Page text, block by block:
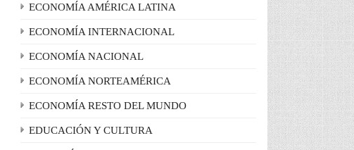
ECONOMÍA AMÉRICA LATINA
ECONOMÍA INTERNACIONAL
ECONOMÍA NACIONAL
ECONOMÍA NORTEAMÉRICA
ECONOMÍA RESTO DEL MUNDO
EDUCACIÓN Y CULTURA